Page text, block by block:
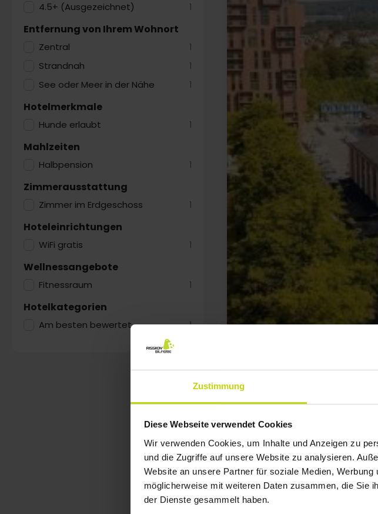
Zustimmung
Diese Webseite verwendet Cookies
Wir verwenden Cookies, um Inhalte und Anzeigen zu
und die Zugriffe auf unsere Website zu analysieren.
Website an unsere Partner für soziale Medien,
möglicherweise mit weiteren Daten zusammen, die Sie
der Dienste gesammelt haben.
4.5+ (Ausgezeichnet) 1
Entfernung von Ihrem Wohnort
Zentral 1
Strandnah 1
See oder Meer in der Nähe 1
Hotelmerkmale
Hunde erlaubt 1
Mahlzeiten
Halbpension 1
Zimmerausstattung
Zimmer im Erdgeschoss 1
Hoteleinrichtungen
WiFi gratis 1
Wellnessangebote
Fitnessraum 1
Hotelkategorien
Am besten bewertet 1